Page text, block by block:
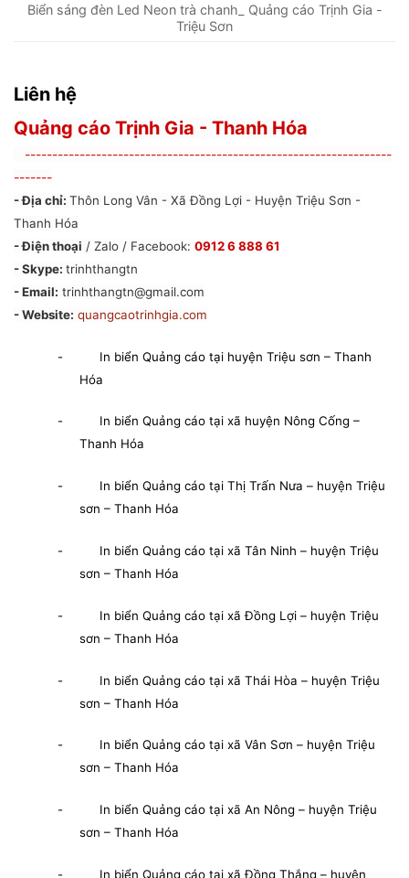
Biển sáng đèn Led Neon trà chanh_ Quảng cáo Trịnh Gia -
Triệu Sơn
Liên hệ
Quảng cáo Trịnh Gia - Thanh Hóa
-------------------------------------------------------------------
-------
- Địa chỉ: Thôn Long Vân - Xã Đồng Lợi - Huyện Triệu Sơn -
Thanh Hóa
- Điện thoại / Zalo / Facebook: 0912 6 888 61
- Skype: trinhthangtn
- Email: trinhthangtn@gmail.com
- Website: quangcaotrinhgia.com
- In biển Quảng cáo tại huyện Triệu sơn – Thanh
Hóa
- In biển Quảng cáo tại xã huyện Nông Cống –
Thanh Hóa
- In biển Quảng cáo tại Thị Trấn Nưa – huyện Triệu
sơn – Thanh Hóa
- In biển Quảng cáo tại xã Tân Ninh – huyện Triệu
sơn – Thanh Hóa
- In biển Quảng cáo tại xã Đồng Lợi – huyện Triệu
sơn – Thanh Hóa
- In biển Quảng cáo tại xã Thái Hòa – huyện Triệu
sơn – Thanh Hóa
- In biển Quảng cáo tại xã Vân Sơn – huyện Triệu
sơn – Thanh Hóa
- In biển Quảng cáo tại xã An Nông – huyện Triệu
sơn – Thanh Hóa
- In biển Quảng cáo tại xã Đồng Thắng – huyện